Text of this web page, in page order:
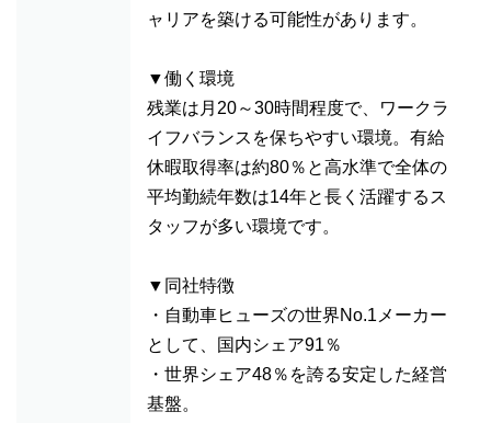
ャリアを築ける可能性があります。
▼働く環境
残業は月20～30時間程度で、ワークラ
イフバランスを保ちやすい環境。有給
休暇取得率は約80％と高水準で全体の
平均勤続年数は14年と長く活躍するス
タッフが多い環境です。
▼同社特徴
・自動車ヒューズの世界No.1メーカー
として、国内シェア91％
・世界シェア48％を誇る安定した経営
基盤。